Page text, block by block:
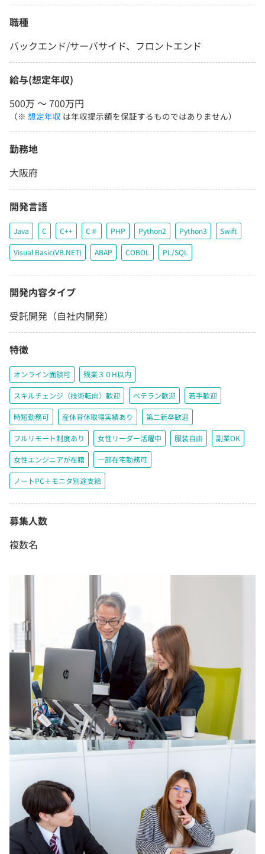
職種
バックエンド/サーバサイド、フロントエンド
給与(想定年収)
500万 〜 700万円
（※ 想定年収 は年収提示額を保証するものではありません）
勤務地
大阪府
開発言語
Java C C++ C＃ PHP Python2 Python3 Swift
Visual Basic(VB.NET) ABAP COBOL PL/SQL
開発内容タイプ
受託開発（自社内開発）
特徴
オンライン面談可 残業３０H以内
スキルチェンジ（技術転向）歓迎 ベテラン歓迎 若手歓迎
時短勤務可 産休育休取得実績あり 第二新卒歓迎
フルリモート制度あり 女性リーダー活躍中 服装自由 副業OK
女性エンジニアが在籍 一部在宅勤務可
ノートPC＋モニタ別途支給
募集人数
複数名